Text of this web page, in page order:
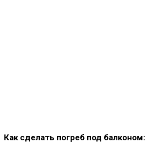
Как сделать погреб под балконом: